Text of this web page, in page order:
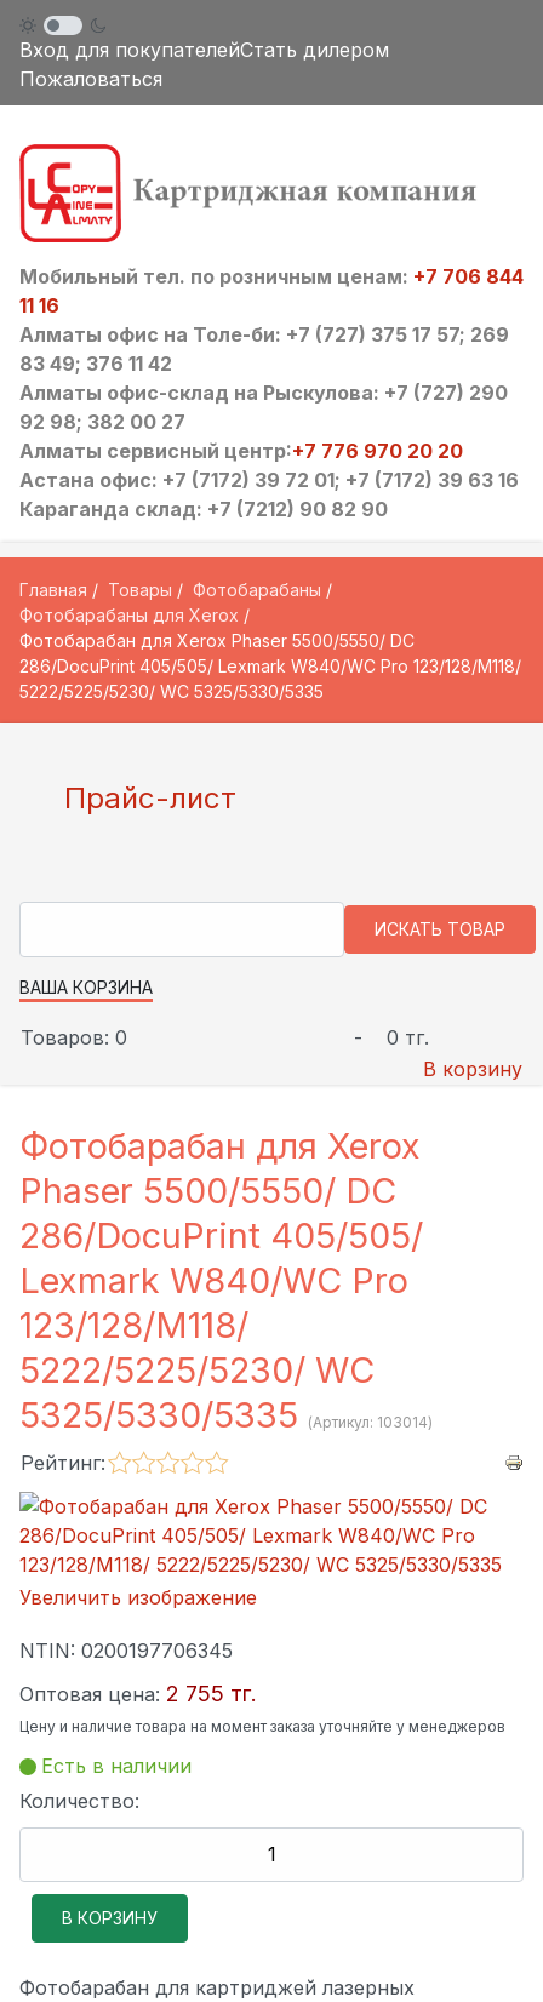
Вход для покупателейСтать дилером
Пожаловаться
Мобильный тел. по розничным ценам: +7 706 844
11 16
Алматы офис на Толе-би: +7 (727) 375 17 57; 269
83 49; 376 11 42
Алматы офис-склад на Рыскулова: +7 (727) 290
92 98; 382 00 27
Алматы сервисный центр:+7 776 970 20 20
Астана офис: +7 (7172) 39 72 01; +7 (7172) 39 63 16
Караганда склад: +7 (7212) 90 82 90
Главная Товары
Фотобарабаны
Фотобарабаны для Xerox
Фотобарабан для Xerox Phaser 5500/5550/ DC
286/DocuPrint 405/505/ Lexmark W840/WC Pro 123/128/M118/
5222/5225/5230/ WC 5325/5330/5335
Прайс-лист
ВАША КОРЗИНА
Товаров: 0 -
0 тг.
В корзину
Фотобарабан для Xerox
Phaser 5500/5550/ DC
286/DocuPrint 405/505/
Lexmark W840/WC Pro
123/128/M118/
5222/5225/5230/ WC
5325/5330/5335
(Артикул: 103014)
Рейтинг:
Увеличить изображение
NTIN: 0200197706345
Оптовая цена: 2 755 тг.
Цену и наличие товара на момент заказа уточняйте у менеджеров
Есть в наличии
Количество:
Фотобарабан для картриджей лазерных